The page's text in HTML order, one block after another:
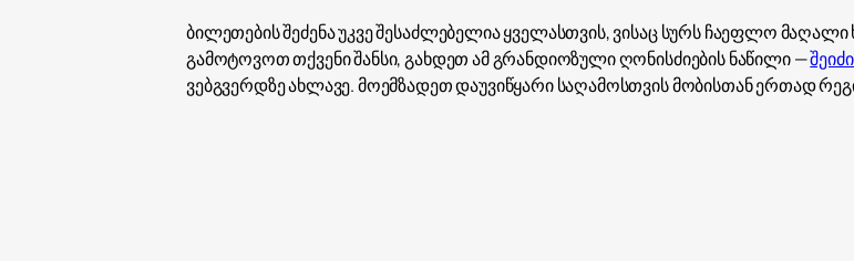
ბილეთების შეძენა უკვე შესაძლებელია ყველასთვის, ვისაც სურს ჩაეფლო
გამოტოვოთ თქვენი შანსი, გახდეთ ამ გრანდიოზული ღონისძიების ნაწილი —
ვებგვერდზე ახლავე. მოემზადეთ დაუვიწყარი საღამოსთვის მობისთან ერთად